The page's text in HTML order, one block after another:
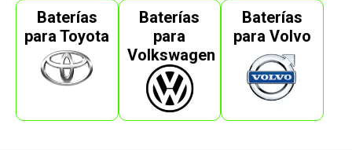
Baterías
para Toyota
Baterías
para
Volkswagen
Baterías
para Volvo